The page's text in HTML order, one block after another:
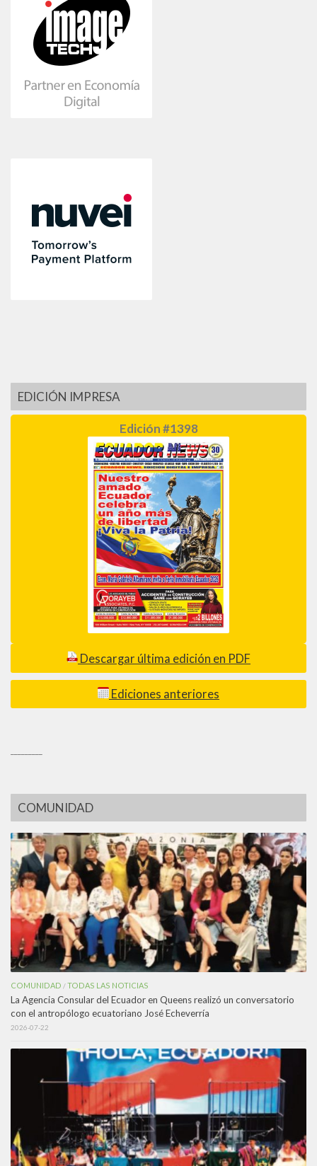
EDICIÓN IMPRESA
Edición #1398
Descargar última edición en PDF
Ediciones anteriores
COMUNIDAD
COMUNIDAD /TODAS LAS NOTICIAS
La Agencia Consular del Ecuador en Queens realizó un conversatorio
con el antropólogo ecuatoriano José Echeverría
2026-07-22